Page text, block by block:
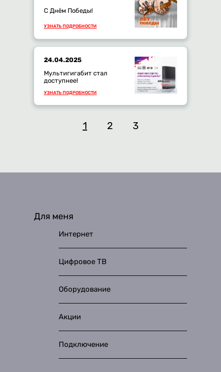
С Днём Победы!
УЗНАТЬ ПОДРОБНОСТИ
24.04.2025
Мультигигабит стал
доступнее!
УЗНАТЬ ПОДРОБНОСТИ
1 2 3
Для меня
Интернет
Цифровое ТВ
Оборудование
Акции
Подключение